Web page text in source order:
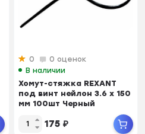
0
0 оценок
В наличии
Хомут-стяжкa REXANT
под винт нейлон 3.6 х 150
мм 100шт Черный
175 ₽